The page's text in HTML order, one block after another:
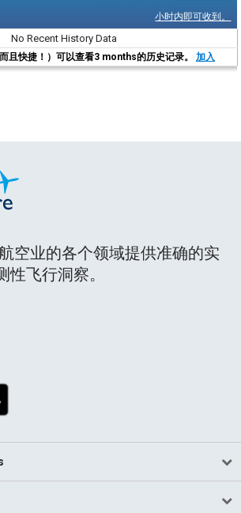
小时内即可收到。
No Recent History Data
且快捷！）可以查看3 months的历史记录。 加入
空业的各个领域提供准确的实
性飞行洞察。